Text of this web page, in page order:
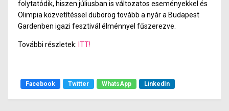
folytatódik, hiszen júliusban is változatos eseményekkel és
Olimpia közvetítéssel dübörög tovább a nyár a Budapest
Gardenben igazi fesztivál élménnyel fűszerezve.
További részletek: ITT!
Facebook Twitter WhatsApp LinkedIn